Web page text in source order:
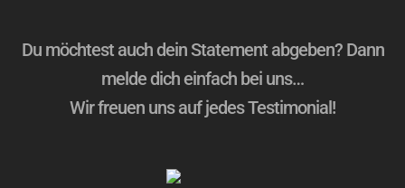
Du möchtest auch dein Statement abgeben? Dann
melde dich einfach bei uns…
Wir freuen uns auf jedes Testimonial!